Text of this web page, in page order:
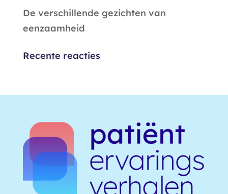
De verschillende gezichten van
eenzaamheid
Recente reacties